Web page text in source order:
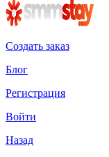
Создать заказ
Блог
Регистрация
Войти
Назад